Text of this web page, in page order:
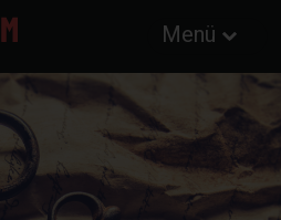
Menü